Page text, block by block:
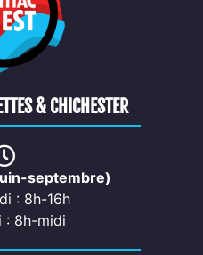
& CHICHESTER
septembre)
: 8h-16h
: 8h-midi